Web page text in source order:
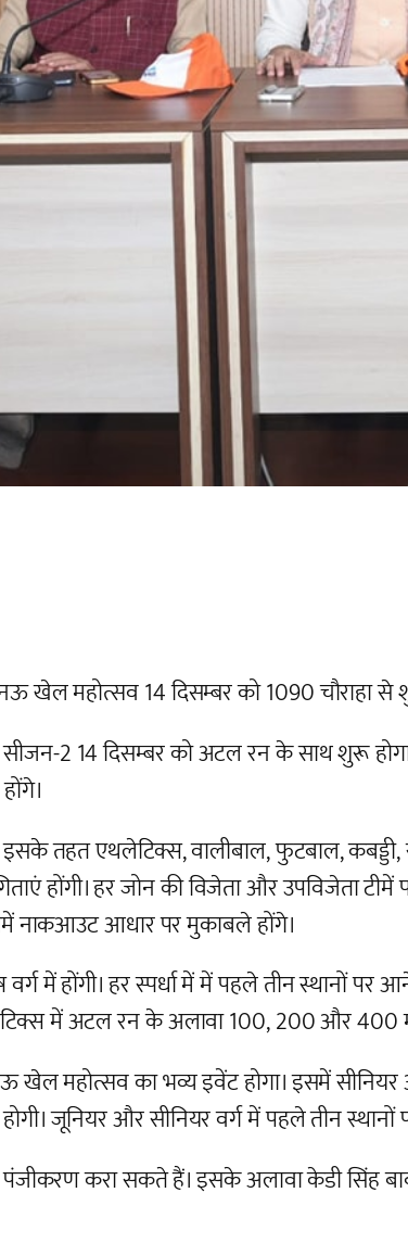
खेल महोत्सव 14 दिसम्बर को 1090 चौराहा
2 14 दिसम्बर को अटल रन के साथ शुरू
एथलेटिक्स, वालीबाल, फुटबाल, कबड्डी,
होंगी। हर जोन की विजेता और उपविजेता
नाकआउट आधार पर मुकाबले होंगे।
में होंगी। हर स्पर्धा में में पहले तीन स्थानों
में अटल रन के अलावा 100, 200 और 400
महोत्सव का भव्य इवेंट होगा। इसमें
जूनियर और सीनियर वर्ग में पहले तीन
करा सकते हैं। इसके अलावा केडी सिंह